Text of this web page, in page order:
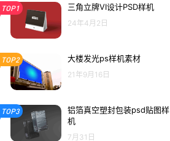
TOP1 三角立牌VI设计PSD样机
24年4月2日
TOP2 大楼发光ps样机素材
21年9月16日
TOP3
铝箔真空塑封包装psd贴图样
机
7月31日